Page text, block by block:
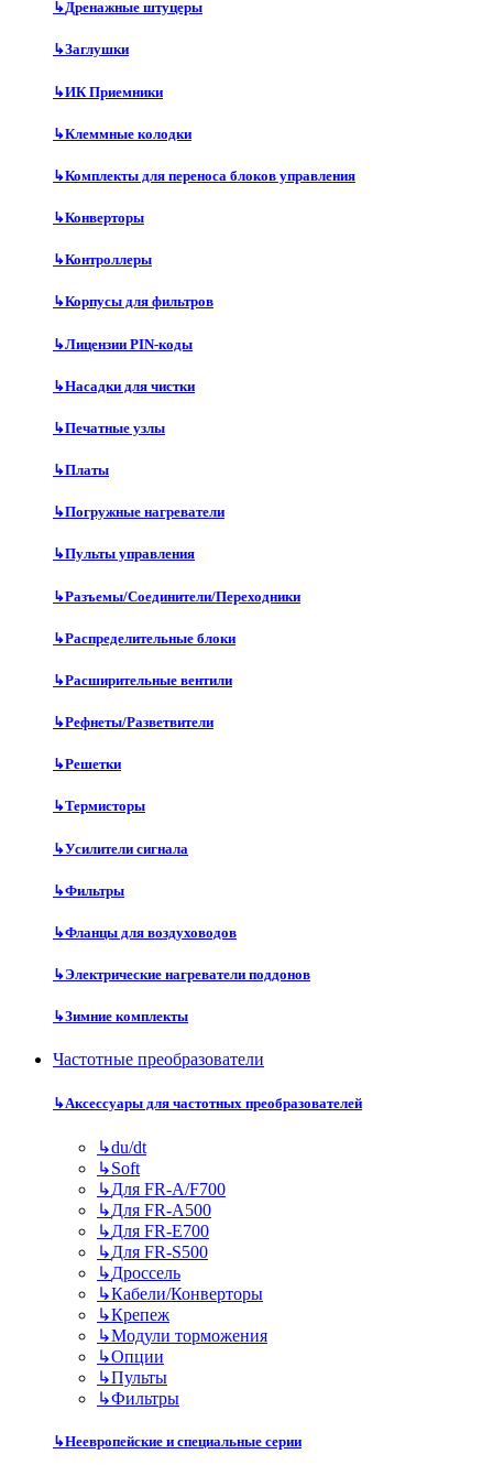
↳Дренажные штуцеры
↳Заглушки
↳ИК Приемники
↳Клеммные колодки
↳Комплекты для переноса блоков управления
↳Конверторы
↳Контроллеры
↳Корпусы для фильтров
↳Лицензии PIN-коды
↳Насадки для чистки
↳Печатные узлы
↳Платы
↳Погружные нагреватели
↳Пульты управления
↳Разъемы/Соединители/Переходники
↳Распределительные блоки
↳Расширительные вентили
↳Рефнеты/Разветвители
↳Решетки
↳Термисторы
↳Усилители сигнала
↳Фильтры
↳Фланцы для воздуховодов
↳Электрические нагреватели поддонов
↳Зимние комплекты
Частотные преобразователи
↳Аксессуары для частотных преобразователей
↳du/dt
↳Soft
↳Для FR-A/F700
↳Для FR-A500
↳Для FR-E700
↳Для FR-S500
↳Дроссель
↳Кабели/Конверторы
↳Крепеж
↳Модули торможения
↳Опции
↳Пульты
↳Фильтры
↳Неевропейские и специальные серии